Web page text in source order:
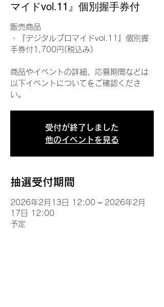
マイドvol.11』個別握手券付
販売商品
・『デジタルブロマイドvol.11』個別握
手券付1,700円(税込み)
商品やイベントの詳細、応募期間などは
以下イベントについてをご確認くださ
い。
受付が終了しました
他のイベントを見る
抽選受付期間
2026年2月13日 12:00 – 2026年2月
17日 12:00
予定